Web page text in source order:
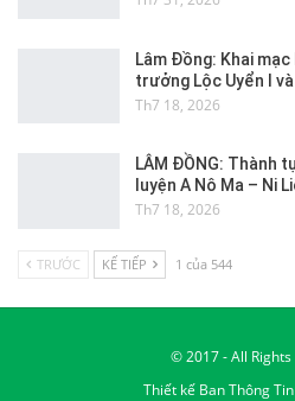
Lâm Đồng: Khai
trưởng Lộc Uyển I
Th7 18, 2026
LÂM ĐỒNG: Thành
luyện A Nô Ma – Ni
Th7 18, 2026
TRƯỚC KẾ TIẾP 1 của 544
© 2017 - All Rights
Thiết kế Ban Thông